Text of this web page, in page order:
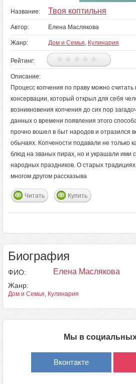
Название: Твоя коптильня
Автор: Елена Маслякова
Жанр: Дом и Семья, Кулинария
Рейтинг:
Описание:
Процесс копчения по праву можно
консервации, который открыл для себя
возникновения копчения до сих пор
данных о времени появления этого
прочно вошел в быт народов и отразился
обычаях. Копчености подавали не только
блюд на званых пирах, но и украшали ими
народных праздников. О старых
многом другом рассказыва
Читать Купить
Биография
ФИО: Елена Маслякова
Жанр:
Дом и Семья, Кулинария
Мы в социальных
Вконтакте